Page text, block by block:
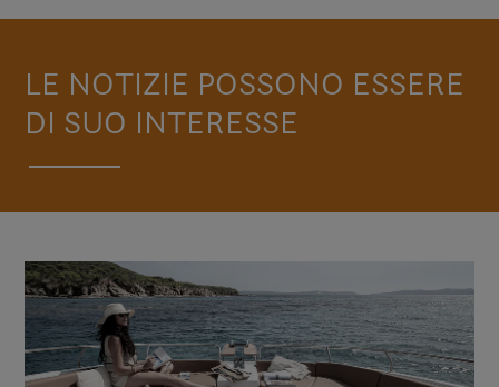
LE NOTIZIE POSSONO ESSERE
DI SUO INTERESSE